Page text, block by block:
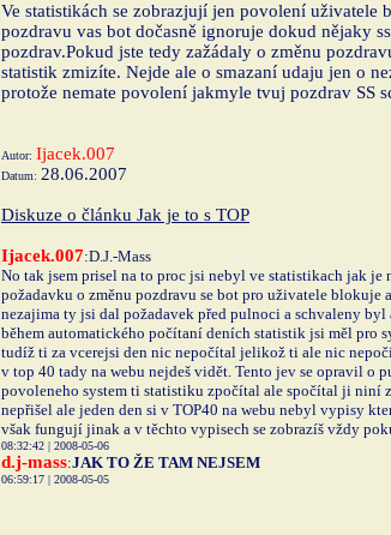
Ve statistikách se zobrazjují jen povolení uživatele
pozdravu vas bot dočasně ignoruje dokud nějaky
pozdrav.Pokud jste tedy zažádaly o změnu
statistik zmizíte. Nejde ale o smazaní udaju jen o
protože nemate povolení jakmyle tvuj pozdrav SS
Autor: Ijacek.007
Datum: 28.06.2007
Diskuze o článku Jak je to s TOP
Ijacek.007:D.J.-Mass
No tak jsem prisel na to proc jsi nebyl ve statistikach jak je
požadavku o změnu pozdravu se bot pro uživatele blokuje
nezajima ty jsi dal požadavek před pulnoci a schvaleny byl
během automatického počítaní deních statistik jsi měl pro
tudíž ti za vcerejsi den nic nepočítal jelikož ti ale nic
v top 40 tady na webu nejdeš vidět. Tento jev se opravil o
povoleneho system ti statistiku zpočítal ale spočítal ji niní
nepřišel ale jeden den si v TOP40 na webu nebyl vypisy
však fungují jinak a v těchto vypisech se zobrazíš vždy
08:32:42 | 2008-05-06
d.j-mass:JAK TO ŽE TAM NEJSEM
06:59:17 | 2008-05-05